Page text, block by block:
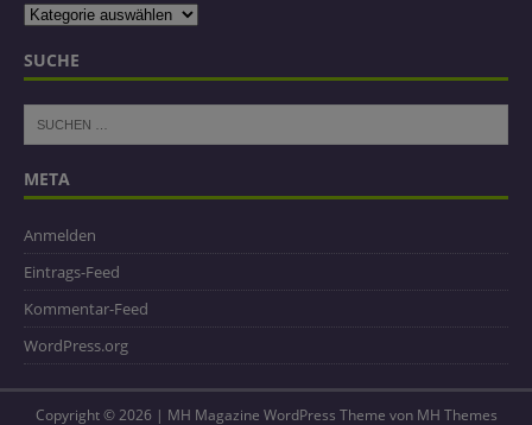
SUCHE
META
Anmelden
Eintrags-Feed
Kommentar-Feed
WordPress.org
Copyright © 2026 | MH Magazine WordPress Theme von MH Themes